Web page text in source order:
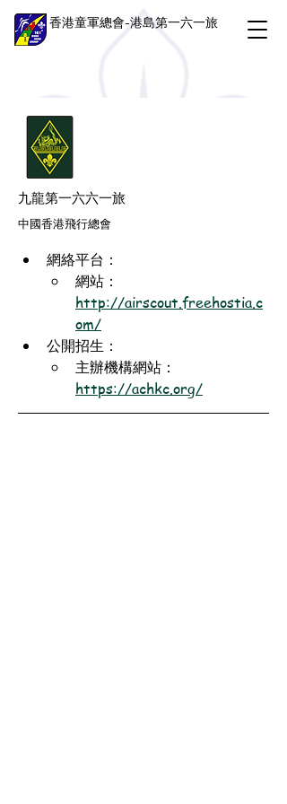
香港童軍總會-港島第一六一旅
九龍第一六六一旅
中國香港飛行總會
網絡平台：
網站：
http://airscout.freehostia.c
om/
公開招生：
主辦機構網站：
https://achkc.org/